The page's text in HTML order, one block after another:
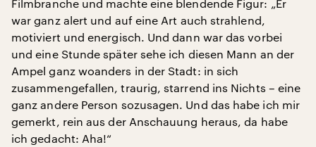
Filmbranche und machte eine blendende Figur: „Er
war ganz alert und auf eine Art auch strahlend,
motiviert und energisch. Und dann war das vorbei
und eine Stunde später sehe ich diesen Mann an der
Ampel ganz woanders in der Stadt: in sich
zusammengefallen, traurig, starrend ins Nichts – eine
ganz andere Person sozusagen. Und das habe ich mir
gemerkt, rein aus der Anschauung heraus, da habe
ich gedacht: Aha!“